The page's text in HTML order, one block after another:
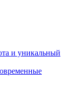
и уникальный